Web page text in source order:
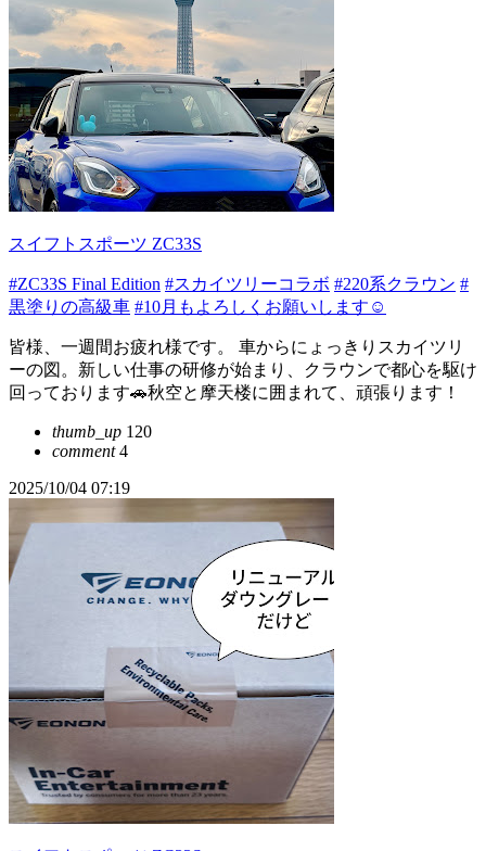
スイフトスポーツ ZC33S
#ZC33S Final Edition #スカイツリーコラボ #220系クラウン #
黒塗りの高級車 #10月もよろしくお願いします☺
皆様、一週間お疲れ様です。 車からにょっきりスカイツリ
ーの図。新しい仕事の研修が始まり、クラウンで都心を駆け
回っております🚗秋空と摩天楼に囲まれて、頑張ります！
thumb_up 120
comment4
2025/10/04 07:19